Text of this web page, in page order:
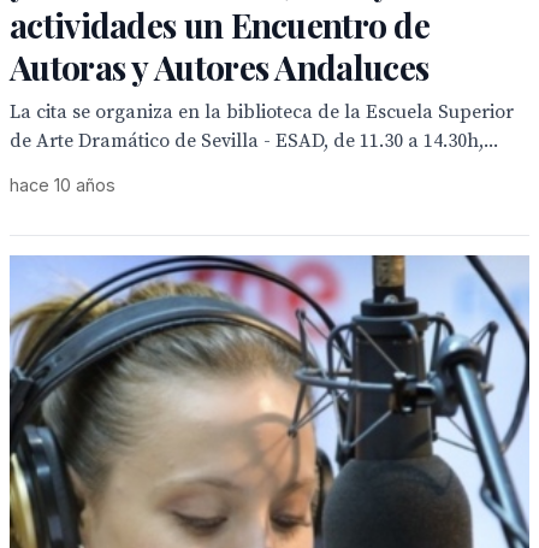
actividades un Encuentro de
Autoras y Autores Andaluces
La cita se organiza en la biblioteca de la Escuela Superior
de Arte Dramático de Sevilla - ESAD, de 11.30 a 14.30h,...
hace 10 años